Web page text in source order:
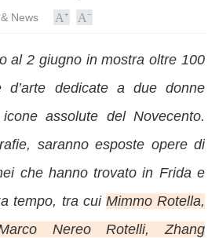
News
al 2 giugno in mostra oltre 100
d’arte dedicate a due donne
assolute del Novecento.
saranno esposte opere di
che hanno trovato in Frida e
tempo, tra cui Mimmo Rotella,
Nereo Rotelli, Zhang